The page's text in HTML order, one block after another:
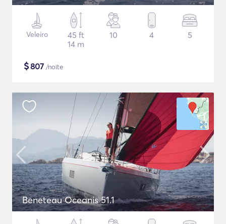
Veleiro
45 ft
14 m
10 4 5
$807 /noite
Beneteau Oceanis 51.1